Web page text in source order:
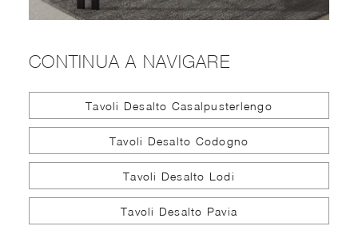
CONTINUA A NAVIGARE
Tavoli Desalto Casalpusterlengo
Tavoli Desalto Codogno
Tavoli Desalto Lodi
Tavoli Desalto Pavia